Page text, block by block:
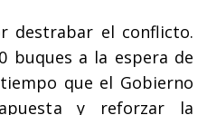
destrabar el conflicto.
buques a la espera de
que el Gobierno
y reforzar la